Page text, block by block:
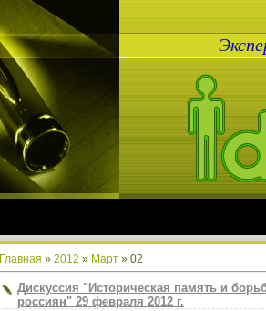
Главная » 2012 » Март » 02
Дискуссия "Историческая память и
россиян" 29 февраля 2012 г.